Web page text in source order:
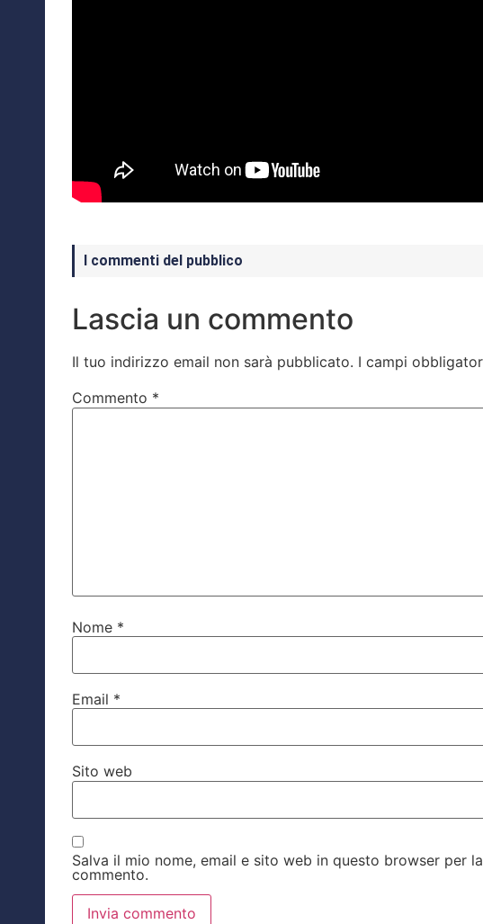
I commenti del pubblico
Lascia un commento
Il tuo indirizzo email non sarà pubblicato. I campi
Commento *
Nome *
Email *
Sito web
Salva il mio nome, email e sito web in questo browser per
commento.